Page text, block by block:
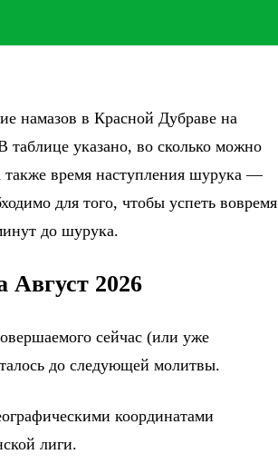
намазов в Красной Дубраве на
указано, во сколько можно
также время наступления шурука —
для того, чтобы успеть вовремя
до шурука.
Август 2026
сейчас (или уже
до следующей молитвы.
координатами
лиги.